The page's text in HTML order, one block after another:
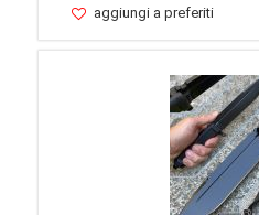
aggiungi a preferiti